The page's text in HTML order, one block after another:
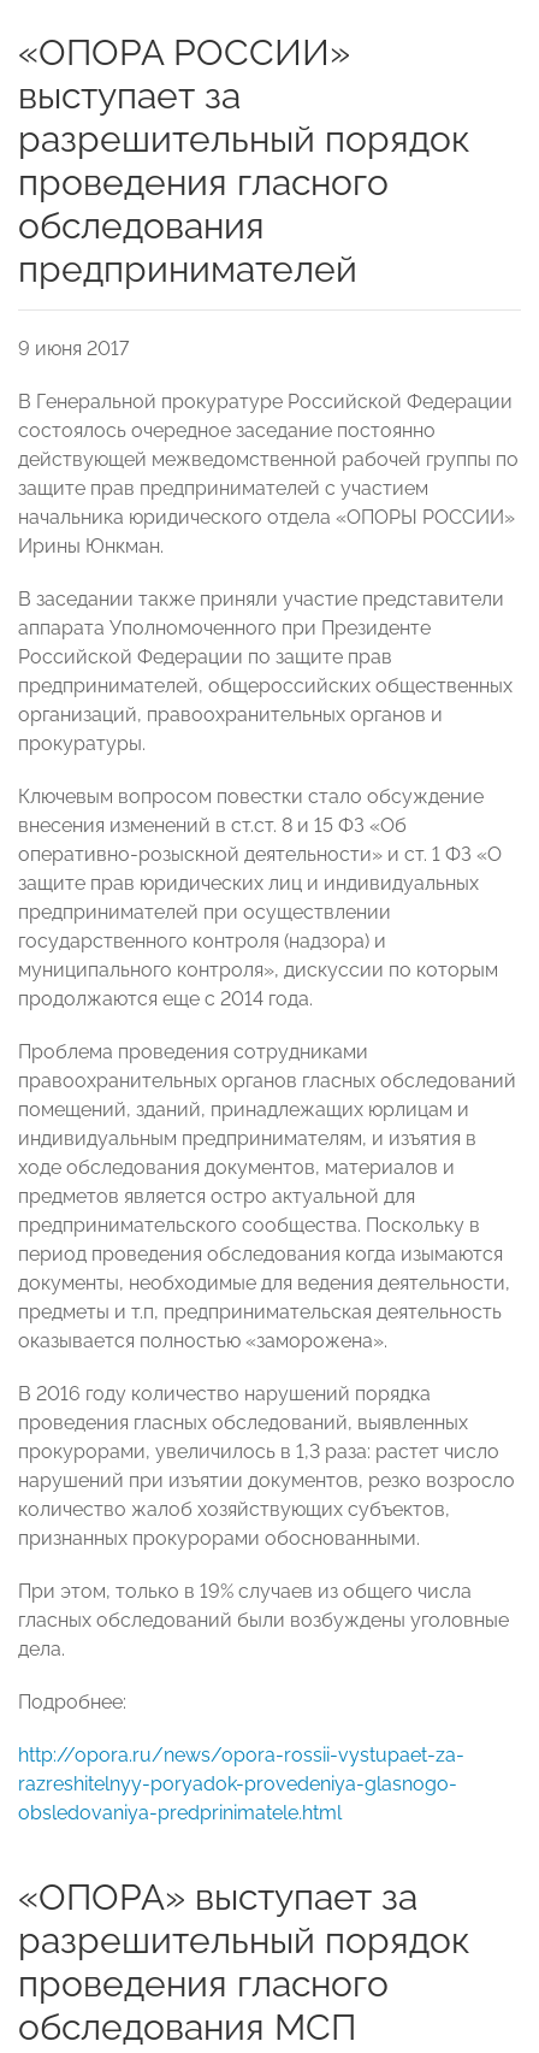
«ОПОРА РОССИИ»
выступает за
разрешительный порядок
проведения гласного
обследования
предпринимателей
9 июня 2017
В Генеральной прокуратуре Российской Федерации
состоялось очередное заседание постоянно
действующей межведомственной рабочей группы по
защите прав предпринимателей с участием
начальника юридического отдела «ОПОРЫ РОССИИ»
Ирины Юнкман.
В заседании также приняли участие представители
аппарата Уполномоченного при Президенте
Российской Федерации по защите прав
предпринимателей, общероссийских общественных
организаций, правоохранительных органов и
прокуратуры.
Ключевым вопросом повестки стало обсуждение
внесения изменений в ст.ст. 8 и 15 ФЗ «Об
оперативно-розыскной деятельности» и ст. 1 ФЗ «О
защите прав юридических лиц и индивидуальных
предпринимателей при осуществлении
государственного контроля (надзора) и
муниципального контроля», дискуссии по которым
продолжаются еще с 2014 года.
Проблема проведения сотрудниками
правоохранительных органов гласных обследований
помещений, зданий, принадлежащих юрлицам и
индивидуальным предпринимателям, и изъятия в
ходе обследования документов, материалов и
предметов является остро актуальной для
предпринимательского сообщества. Поскольку в
период проведения обследования когда изымаются
документы, необходимые для ведения деятельности,
предметы и т.п, предпринимательская деятельность
оказывается полностью «заморожена».
В 2016 году количество нарушений порядка
проведения гласных обследований, выявленных
прокурорами, увеличилось в 1,3 раза: растет число
нарушений при изъятии документов, резко возросло
количество жалоб хозяйствующих субъектов,
признанных прокурорами обоснованными.
При этом, только в 19% случаев из общего числа
гласных обследований были возбуждены уголовные
дела.
Подробнее:
http://opora.ru/news/opora-rossii-vystupaet-za-
razreshitelnyy-poryadok-provedeniya-glasnogo-
obsledovaniya-predprinimatele.html
«ОПОРА» выступает за
разрешительный порядок
проведения гласного
обследования МСП